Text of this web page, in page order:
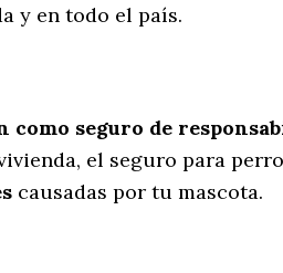
y en todo el país.
como seguro de
el seguro para
causadas por tu mascota.